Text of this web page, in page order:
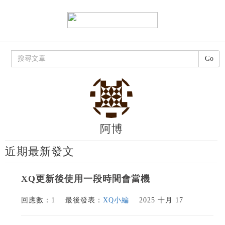
阿博
近期最新發文
XQ更新後使用一段時間會當機
回應數：1 最後發表： XQ小編 2025 十月 17
Go